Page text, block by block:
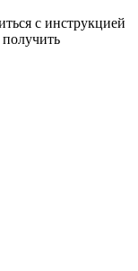
с инструкцией